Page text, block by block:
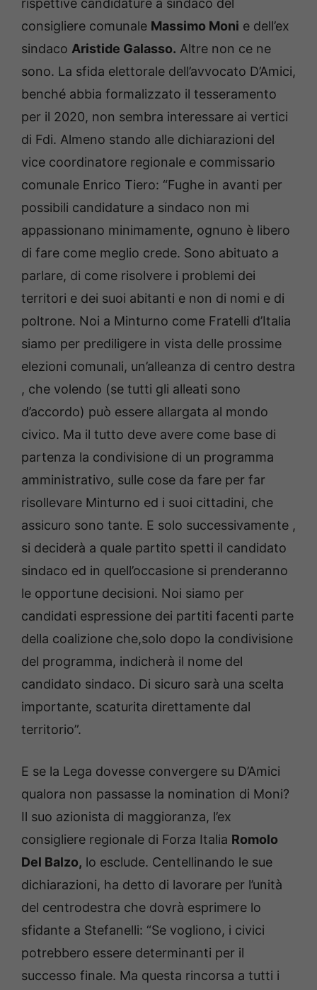
rispettive candidature a sindaco del
consigliere comunale Massimo Moni e dell’ex
sindaco Aristide Galasso. Altre non ce ne
sono. La sfida elettorale dell’avvocato D’Amici,
benché abbia formalizzato il tesseramento
per il 2020, non sembra interessare ai vertici
di Fdi. Almeno stando alle dichiarazioni del
vice coordinatore regionale e commissario
comunale Enrico Tiero: “Fughe in avanti per
possibili candidature a sindaco non mi
appassionano minimamente, ognuno è libero
di fare come meglio crede. Sono abituato a
parlare, di come risolvere i problemi dei
territori e dei suoi abitanti e non di nomi e di
poltrone. Noi a Minturno come Fratelli d’Italia
siamo per prediligere in vista delle prossime
elezioni comunali, un’alleanza di centro destra
, che volendo (se tutti gli alleati sono
d’accordo) può essere allargata al mondo
civico. Ma il tutto deve avere come base di
partenza la condivisione di un programma
amministrativo, sulle cose da fare per far
risollevare Minturno ed i suoi cittadini, che
assicuro sono tante. E solo successivamente ,
si deciderà a quale partito spetti il candidato
sindaco ed in quell’occasione si prenderanno
le opportune decisioni. Noi siamo per
candidati espressione dei partiti facenti parte
della coalizione che,solo dopo la condivisione
del programma, indicherà il nome del
candidato sindaco. Di sicuro sarà una scelta
importante, scaturita direttamente dal
territorio”.
E se la Lega dovesse convergere su D’Amici
qualora non passasse la nomination di Moni?
Il suo azionista di maggioranza, l’ex
consigliere regionale di Forza Italia Romolo
Del Balzo, lo esclude. Centellinando le sue
dichiarazioni, ha detto di lavorare per l’unità
del centrodestra che dovrà esprimere lo
sfidante a Stefanelli: “Se vogliono, i civici
potrebbero essere determinanti per il
successo finale. Ma questa rincorsa a tutti i